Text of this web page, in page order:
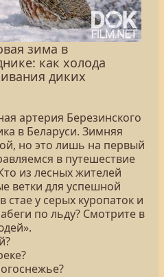
зима в
как холода
диких
артерия Березинского
в Беларуси. Зимняя
но это лишь на первый
в путешествие
из лесных жителей
ветки для успешной
стае у серых куропаток и
по льду? Смотрите в